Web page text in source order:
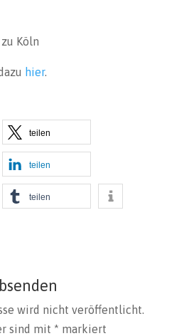
Köln
hier.
teilen
teilen
teilen
wird nicht veröffentlicht.
sind mit * markiert